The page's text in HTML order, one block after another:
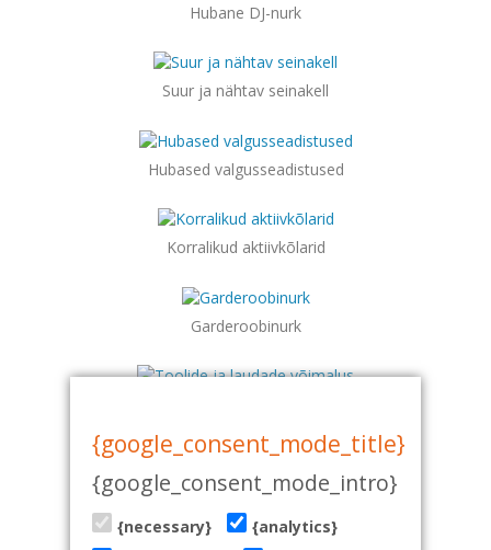
Hubane DJ-nurk
Suur ja nähtav seinakell
Hubased valgusseadistused
Korralikud aktiivkõlarid
Garderoobinurk
Kohvi, tee ja litsentseeritud muusikaõigused
{google_consent_mode_title}
{google_consent_mode_intro}
{necessary} {analytics}